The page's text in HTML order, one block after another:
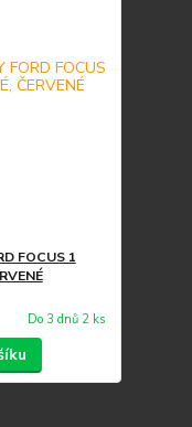
FOCUS 1
Do 3 dnů 2 ks